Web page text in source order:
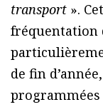
transport ».
fréquentation
de fin
programmées